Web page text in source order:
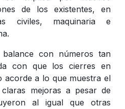
de los existentes, en
civiles, maquinaria e
con números tan
con que los cierres en
acorde a lo que muestra el
mejoras a pesar de
al igual que otras